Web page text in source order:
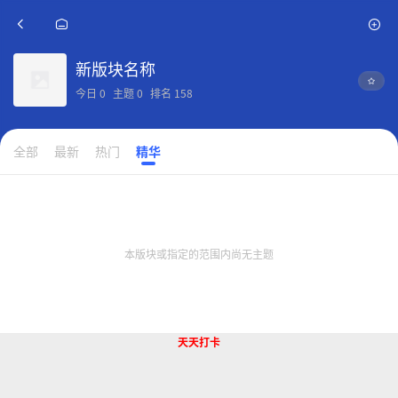
新版块名称
今日 0 主题0 排名 158
全部 最新 热门 精华
本版块或指定的范围内尚无主题
天天打卡